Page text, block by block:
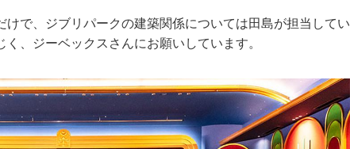
で、ジブリパークの建築関係については田島が担当してい
、ジーベックスさんにお願いしています。